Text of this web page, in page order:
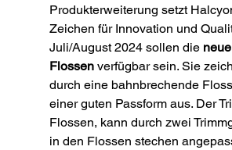
Produkterweiterung setzt
Zeichen für Innovation und
Juli/August 2024 sollen die
Flossen verfügbar sein. Sie
durch eine bahnbrechende
einer guten Passform aus. Der
Flossen, kann durch zwei
in den Flossen stechen